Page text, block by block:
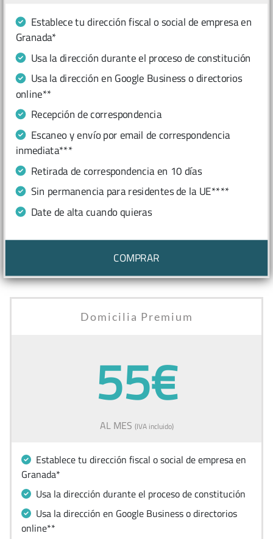
Establece tu dirección fiscal o social de empresa en
Granada*
Usa la dirección durante el proceso de constitución
Usa la dirección en Google Business o directorios
online**
Recepción de correspondencia
Escaneo y envío por email de correspondencia
inmediata***
Retirada de correspondencia en 10 días
Sin permanencia para residentes de la UE****
Date de alta cuando quieras
COMPRAR
Domicilia Premium
55€
AL MES (IVA incluido)
Establece tu dirección fiscal o social de empresa en
Granada*
Usa la dirección durante el proceso de constitución
Usa la dirección en Google Business o directorios
online**